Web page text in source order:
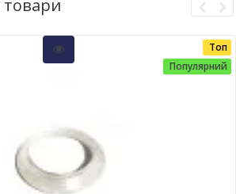
товари
Топ
Популярний